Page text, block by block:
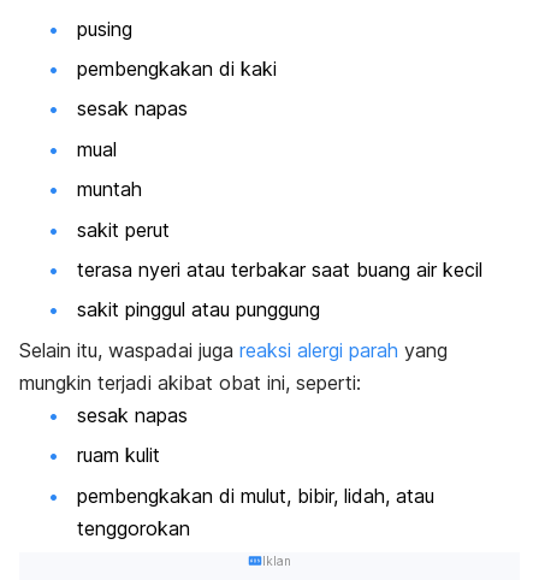
pusing
pembengkakan di kaki
sesak napas
mual
muntah
sakit perut
terasa nyeri atau terbakar saat buang air kecil
sakit pinggul atau punggung
Selain itu, waspadai juga reaksi alergi parah yang
mungkin terjadi akibat obat ini, seperti:
sesak napas
ruam kulit
pembengkakan di mulut, bibir, lidah, atau
tenggorokan
Iklan